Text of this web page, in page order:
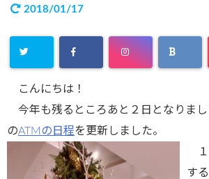
2018/01/17
こんにちは！
今年も残るところあと２日となりま
のATMの日程を更新しました。
１
す